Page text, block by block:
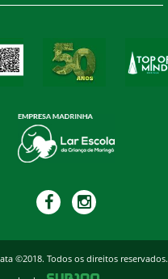
©2018. Todos os direitos reservados.